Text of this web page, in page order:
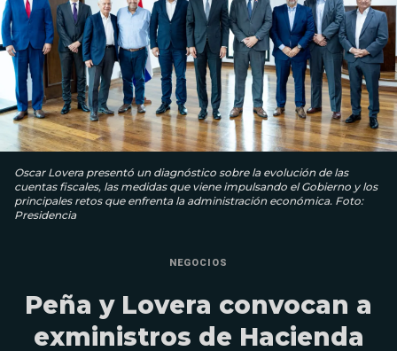
Oscar Lovera presentó un diagnóstico sobre la evolución de las
cuentas fiscales, las medidas que viene impulsando el Gobierno y los
principales retos que enfrenta la administración económica. Foto:
Presidencia
NEGOCIOS
Peña y Lovera convocan a
exministros de Hacienda